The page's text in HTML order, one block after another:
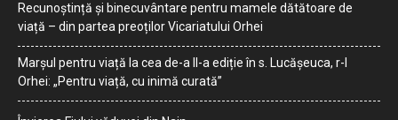
Recunoștință și binecuvântare pentru mamele dătătoare de
viață – din partea preoților Vicariatului Orhei
Marșul pentru viață la cea de-a II-a ediție în s. Lucășeuca, r-l
Orhei: „Pentru viață, cu inimă curată”